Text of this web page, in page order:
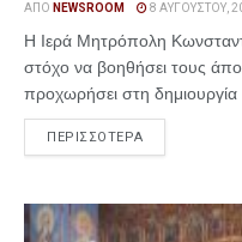
ΑΠΌ NEWSROOM 8 ΑΥΓΟΎΣΤΟΥ,
Η Ιερά Μητρόπολη
στόχο να βοηθήσει τους
προχωρήσει στη δημιουργία
ΠΕΡΙΣΣΟΤΕΡΑ